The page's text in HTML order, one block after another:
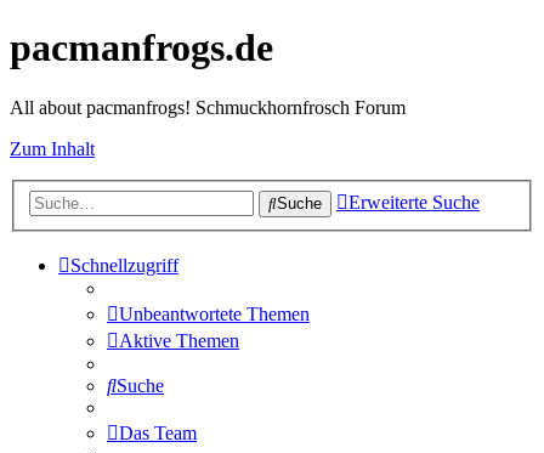
pacmanfrogs.de
All about pacmanfrogs! Schmuckhornfrosch Forum
Zum Inhalt
Suche Erweiterte Suche
Schnellzugriff
Unbeantwortete Themen
Aktive Themen
Suche
Das Team